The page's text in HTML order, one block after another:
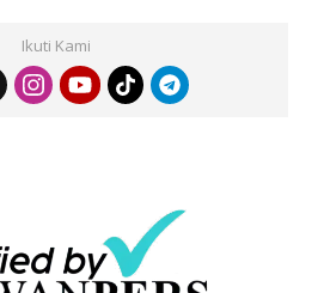
Ikuti Kami